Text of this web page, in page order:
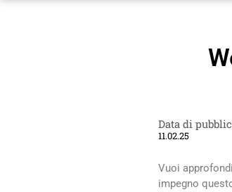
Data di
11.02.25
Vuoi
impegno